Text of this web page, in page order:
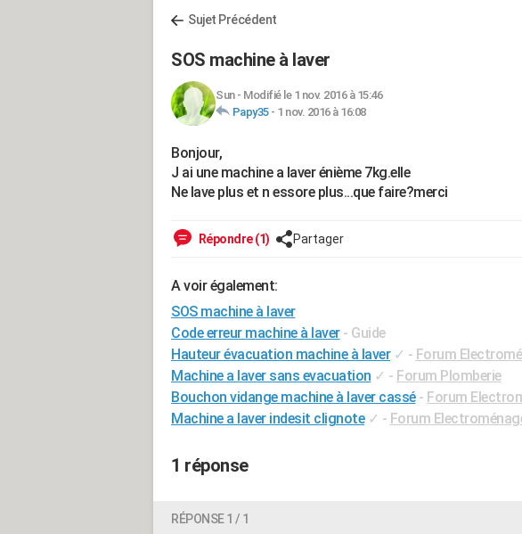
Sujet Précédent
SOS machine à laver
Sun- Modifié le 1 nov. 2016 à 15:46
Papy35- 1 nov. 2016 à 16:08
Bonjour,
J ai une machine a laver énième 7kg.elle
Ne lave plus et n essore plus...que faire?merci
Répondre (1) Partager
A voir également:
SOS machine à laver
Code erreur machine à laver - Guide
Hauteur évacuation machine à laver ✓ - Forum
Machine a laver sans evacuation ✓ - Forum Plomberie
Bouchon vidange machine à laver cassé - Forum
Machine a laver indesit clignote ✓ - Forum
1 réponse
RÉPONSE 1 / 1